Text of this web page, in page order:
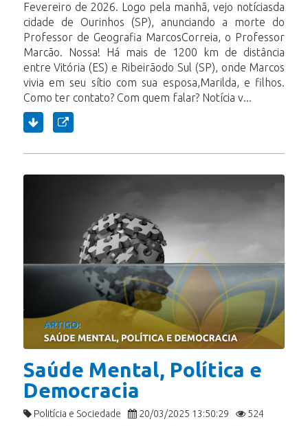
Fevereiro de 2026. Logo pela manhã, vejo notíciasda
cidade de Ourinhos (SP), anunciando a morte do
Professor de Geografia MarcosCorreia, o Professor
Marcão. Nossa! Há mais de 1200 km de distância
entre Vitória (ES) e Ribeirãodo Sul (SP), onde Marcos
vivia em seu sítio com sua esposa,Marilda, e filhos.
Como ter contato? Com quem falar? Notícia v...
Saúde Mental, Política e
Democracia
Politícia e Sociedade 20/03/2025 13:50:29 524